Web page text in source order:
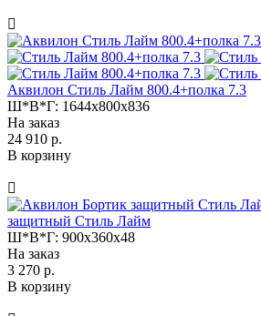
Аквилон Стиль Лайм 800.4+полка 7.3
Ш*В*Г: 1644x800x836
На заказ
24 910 р.
В корзину
защитный Стиль Лайм
Ш*В*Г: 900x360x48
На заказ
3 270 р.
В корзину